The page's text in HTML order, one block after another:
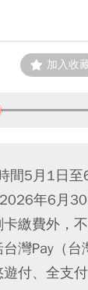
加入收
間5月1日至
年6月
繳費外，
灣Pay（台
付、全支